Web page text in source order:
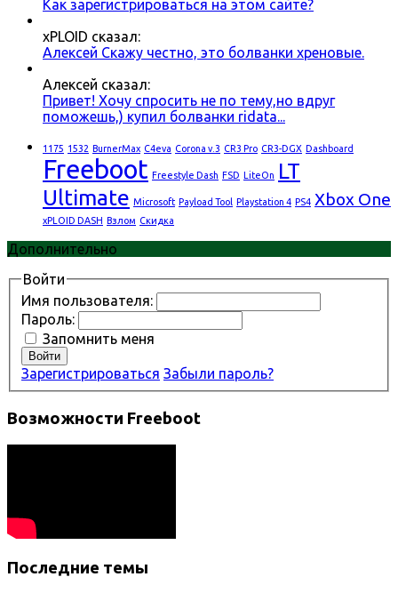
Как зарегистрироваться на этом сайте?
xPLOID сказал:
Алексей Скажу честно, это болванки хреновые.
Алексей сказал:
Привет! Хочу спросить не по тему,но вдруг
поможешь,) купил болванки ridata...
1175 1532 BurnerMax C4eva Corona v.3 CR3 Pro CR3-DGX Dashboard
Freeboot Freestyle Dash FSD LiteOn LT
Ultimate Microsoft Payload Tool Playstation 4 PS4 Xbox One
xPLOID DASH Взлом Скидка
Дополнительно
Войти
Имя пользователя:
Пароль:
Запомнить меня
Войти
Зарегистрироваться Забыли пароль?
Возможности Freeboot
Последние темы